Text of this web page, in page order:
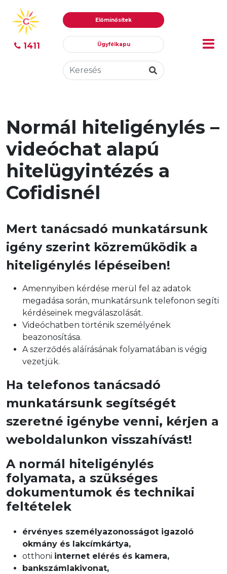
Ugrás
tartalomhoz
Ugrás
a
menühöz
1411
Előminősítek
Ügyfélkapu
Normál hiteligénylés –
videóchat alapú
hitelügyintézés a
Cofidisnél
Mert tanácsadó munkatársunk
igény szerint közreműködik a
hiteligénylés lépéseiben!
Amennyiben kérdése merül fel az adatok
megadása során, munkatársunk telefonon segíti
kérdéseinek megválaszolását.
Videóchatben történik személyének
beazonosítása.
A szerződés aláírásának folyamatában is végig
vezetjük.
Ha telefonos tanácsadó
munkatársunk segítségét
szeretné igénybe venni, kérjen a
weboldalunkon visszahívást!
A normál hiteligénylés
folyamata, a szükséges
dokumentumok és technikai
feltételek
érvényes személyazonosságot igazoló
okmány és lakcímkártya,
otthoni internet elérés és kamera,
bankszámlakivonat,